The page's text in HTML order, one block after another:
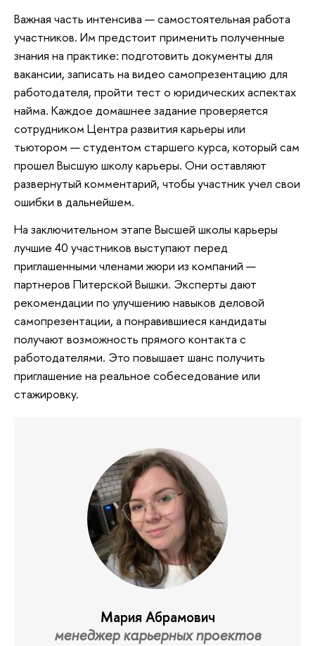
Важная часть интенсива — самостоятельная работа
участников. Им предстоит применить полученные
знания на практике: подготовить документы для
вакансии, записать на видео самопрезентацию для
работодателя, пройти тест о юридических аспектах
найма. Каждое домашнее задание проверяется
сотрудником Центра развития карьеры или
тьютором — студентом старшего курса, который сам
прошел Высшую школу карьеры. Они оставляют
развернутый комментарий, чтобы участник учел свои
ошибки в дальнейшем.
На заключительном этапе Высшей школы карьеры
лучшие 40 участников выступают перед
приглашенными членами жюри из компаний —
партнеров Питерской Вышки. Эксперты дают
рекомендации по улучшению навыков деловой
самопрезентации, а понравившиеся кандидаты
получают возможность прямого контакта с
работодателями. Это повышает шанс получить
приглашение на реальное собеседование или
стажировку.
Мария Абрамович
менеджер карьерных проектов